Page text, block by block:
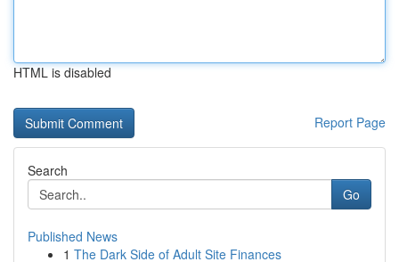
HTML is disabled
Report Page
Search
Go
Published News
1 The Dark Side of Adult Site Finances